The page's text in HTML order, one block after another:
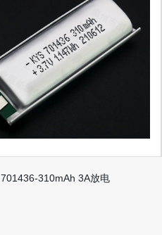
701436-310mAh 3A放电